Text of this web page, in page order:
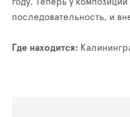
последовательность, и
Где находится: